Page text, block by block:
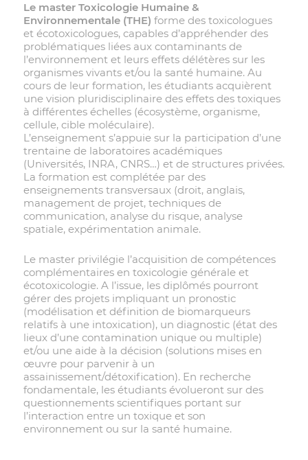
Le master Toxicologie Humaine &
Environnementale (THE) forme des toxicologues
et écotoxicologues, capables d’appréhender des
problématiques liées aux contaminants de
l’environnement et leurs effets délétères sur les
organismes vivants et/ou la santé humaine. Au
cours de leur formation, les étudiants acquièrent
une vision pluridisciplinaire des effets des toxiques
à différentes échelles (écosystème, organisme,
cellule, cible moléculaire).
L’enseignement s’appuie sur la participation d’une
trentaine de laboratoires académiques
(Universités, INRA, CNRS…) et de structures privées.
La formation est complétée par des
enseignements transversaux (droit, anglais,
management de projet, techniques de
communication, analyse du risque, analyse
spatiale, expérimentation animale.
Le master privilégie l’acquisition de compétences
complémentaires en toxicologie générale et
écotoxicologie. A l’issue, les diplômés pourront
gérer des projets impliquant un pronostic
(modélisation et définition de biomarqueurs
relatifs à une intoxication), un diagnostic (état des
lieux d’une contamination unique ou multiple)
et/ou une aide à la décision (solutions mises en
œuvre pour parvenir à un
assainissement/détoxification). En recherche
fondamentale, les étudiants évolueront sur des
questionnements scientifiques portant sur
l’interaction entre un toxique et son
environnement ou sur la santé humaine.